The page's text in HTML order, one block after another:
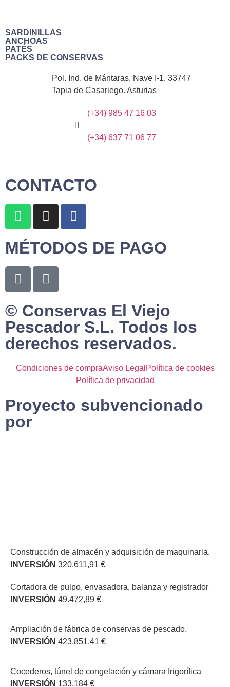
SARDINILLAS
ANCHOAS
PATÉS
PACKS DE CONSERVAS
Pol. Ind. de Mántaras, Nave I-1. 33747
Tapia de Casariego. Asturias
(+34) 985 47 16 03
(+34) 637 71 06 77
CONTACTO
MÉTODOS DE PAGO
© Conservas El Viejo
Pescador S.L. Todos los
derechos reservados.
Condiciones de compraAviso Legal Política de cookies
Política de privacidad
Proyecto subvencionado
por
Construcción de almacén y adquisición de maquinaria.
INVERSIÓN 320.611,91 €
Cortadora de pulpo, envasadora, balanza y registrador
INVERSIÓN 49.472,89 €
Ampliación de fábrica de conservas de pescado.
INVERSIÓN 423.851,41 €
Cocederos, túnel de congelación y cámara frigorífica
INVERSIÓN 133.184 €